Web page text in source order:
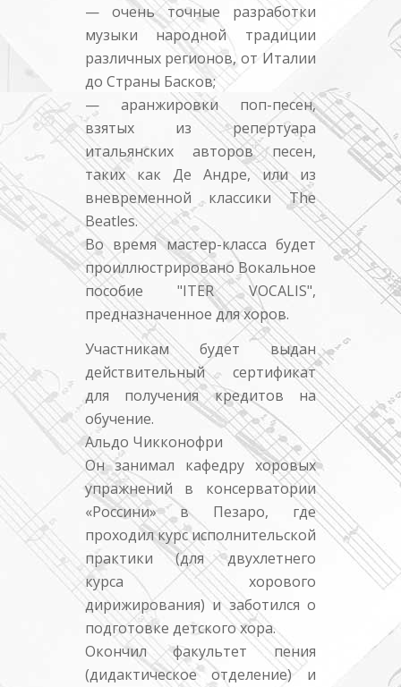
— очень точные разработки
музыки народной традиции
различных регионов, от Италии
до Страны Басков;
— аранжировки поп-песен,
взятых из репертуара
итальянских авторов песен,
таких как Де Андре, или из
вневременной классики The
Beatles.
Во время мастер-класса будет
проиллюстрировано Вокальное
пособие "ITER VOCALIS",
предназначенное для хоров.
Участникам будет выдан
действительный сертификат
для получения кредитов на
обучение.
Альдо Чикконофри
Он занимал кафедру хоровых
упражнений в консерватории
«Россини» в Пезаро, где
проходил курс исполнительской
практики (для двухлетнего
курса хорового
дирижирования) и заботился о
подготовке детского хора.
Окончил факультет пения
(дидактическое отделение) и